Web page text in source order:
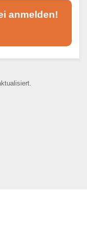
anmelden!